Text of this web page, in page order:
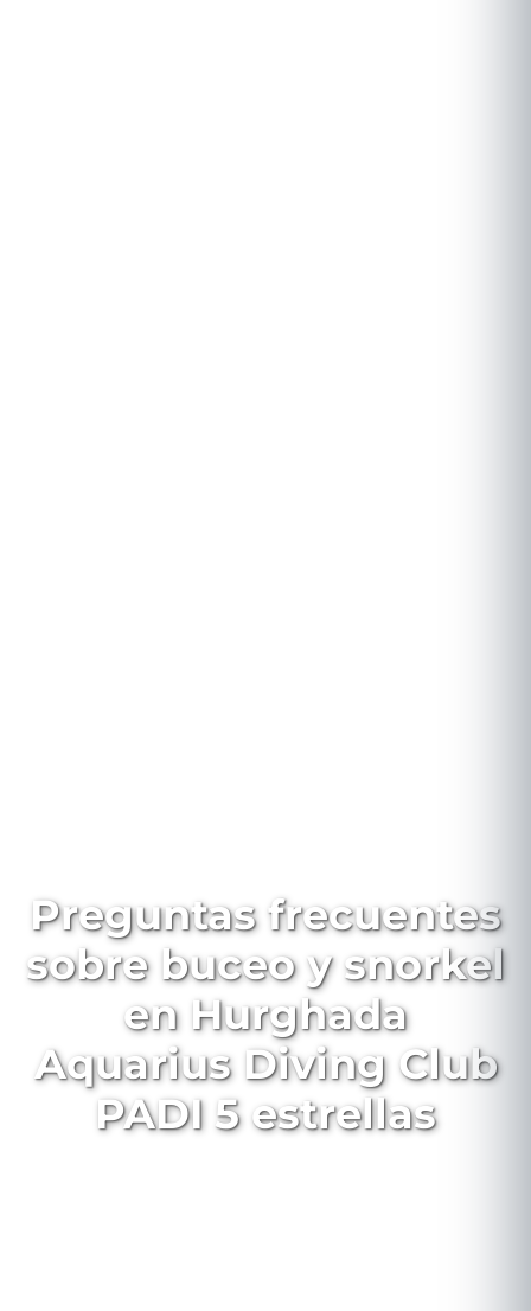
Preguntas frecuentes
sobre buceo y snorkel
en Hurghada
Aquarius Diving Club
PADI 5 estrellas